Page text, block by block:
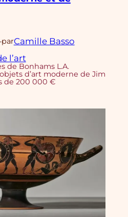
parCamille Basso
l’art
de Bonhams L.A.
d’art moderne de Jim
de 200 000 €